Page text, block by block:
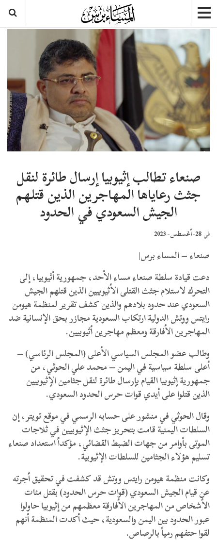
صنعاء تطالب إثيوبيا إرسال طائرة لنقل
جثث رعاياها المهاجرين الذين قتلهم
الجيش السعودي في الحدود
في 28-أغسطس- 2023
صنعاء – المساء برس|
دعت قيادة سلطة صنعاء مساء الأحد، جمهورية أثيوبيا، إلى
التحرك لاستلام جثث القتلى الأثيوبيين الذين قتلهم الجيش
السعودي عند حدود بلادهم والذين كشف تقرير لمنظمة هيومن
رايتس ووتش الدولية ارتكاب السعودية مجازر بحق الإنسانية ضد
المهاجرين الأفارقة ومعظم مهاجرين أثيوبيين.
وطالب عضو المجلس السياسي الأعلى (المجلس الرئاسي) –
أعلى سلطة سياسية في اليمن – محمد علي الحوثي، من
جمهورية إثيوبيا القيام بإرسال طائرة لنقل جثامين الإثيوبيين
الذين قتلوا على أيدي قوات حرس الحدود السعودي.
وقال الحوثي في منشور على حسابه الرسمي في موقع تويتر، إن
السلطات اليمنية قامت بتحريز جثث الإثيوبيين في ثلاجات
الموتى بأوامر من جهات الضبط القضائي، مؤكداً استعداد صنعاء
تسليم هؤلاء الجثامين للسلطات الإثيوبية.
وكانت منظمة هيومن رايتس ووتش قد كشفت في تحقيق أجرته
عن قيام الجيش السعودي (قوات حرس الحدود) بقتل مئات
الأشخاص من المهاجرين الأفارقة معظمهم من إثيوبيا حاولوا
عبور الحدود بين اليمن والسعودية، حيث أكدت المنظمة أنهم
لقوا حتفهم رمياً بالرصاص.